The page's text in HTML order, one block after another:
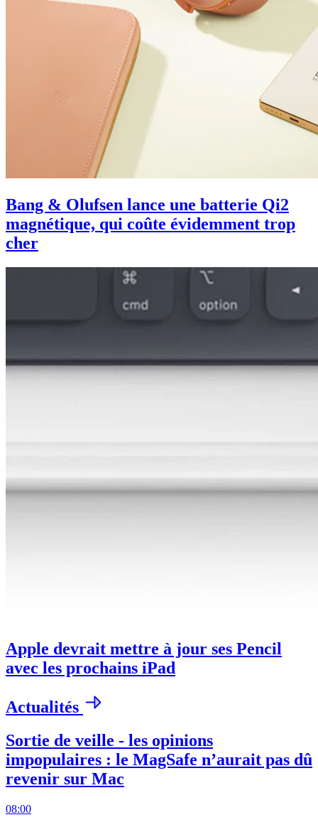
Bang & Olufsen lance une batterie Qi2
magnétique, qui coûte évidemment trop
cher
Apple devrait mettre à jour ses Pencil
avec les prochains iPad
Actualités
Sortie de veille - les opinions
impopulaires : le MagSafe n’aurait pas dû
revenir sur Mac
08:00